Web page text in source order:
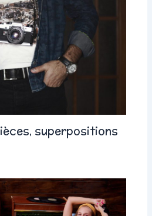
superpositions